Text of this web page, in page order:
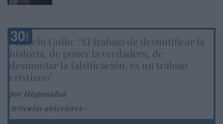
Marcelo Gullo: “El trabajo de desmitificar la
historia, de poner la verdadera, de
desmontar la falsificación, es un trabajo
cristiano"
por Hispanidad
Artículos anteriores